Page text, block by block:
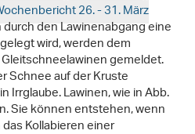
26. - 31. März
den Lawinenabgang eine
wird, werden dem
gemeldet.
Schnee auf der Kruste
Irrglaube. Lawinen, wie in Abb.
Sie können entstehen, wenn
Kollabieren einer